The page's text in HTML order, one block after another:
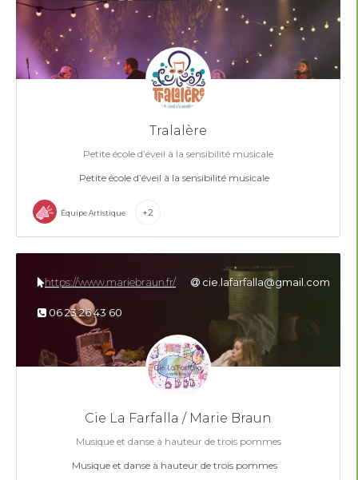
Tralalère
Petite école d’éveil à la sensibilité musicale
Petite école d’éveil à la sensibilité musicale
Équipe Artistique +2
Cie La Farfalla / Marie Braun
Musique et danse à hauteur de trois pommes
Musique et danse à hauteur de trois pommes
https://www.mariebraun.fr/ cie.lafarfalla@gmail.com
06 23 26 43 60